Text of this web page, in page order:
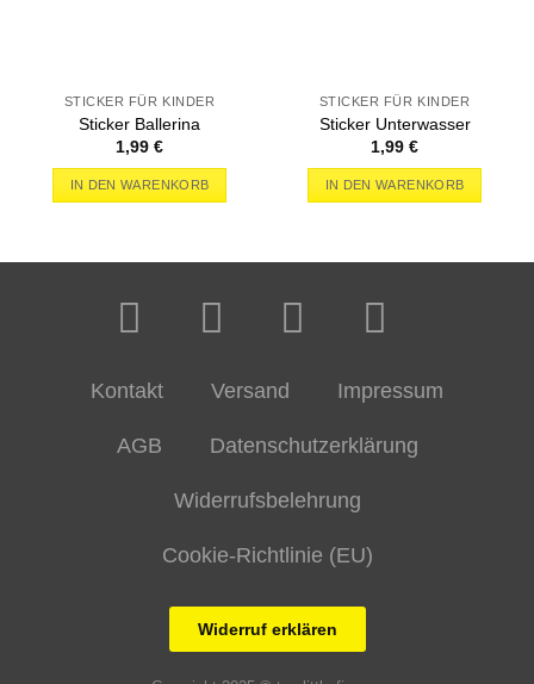
STICKER FÜR KINDER
Sticker Ballerina
1,99 €
IN DEN WARENKORB
STICKER FÜR KINDER
Sticker Unterwasser
1,99 €
IN DEN WARENKORB
Kontakt Versand Impressum
AGB Datenschutzerklärung
Widerrufsbelehrung
Cookie-Richtlinie (EU)
Widerruf erklären